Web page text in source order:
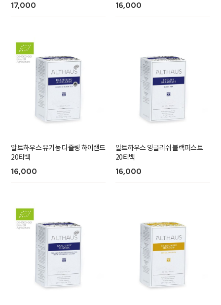
17,000
16,000
알트하우스 유기농 다즐링 하이랜드
20티백
16,000
알트하우스 잉글리쉬 블랙퍼스트
20티백
16,000